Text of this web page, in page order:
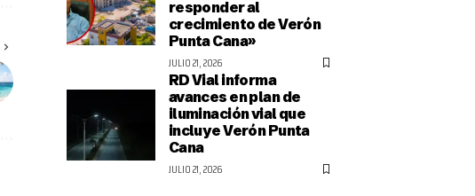
responder al
crecimiento de Verón
Punta Cana»
JULIO 21, 2026
RD Vial informa
avances en plan de
iluminación vial que
incluye Verón Punta
Cana
JULIO 21, 2026